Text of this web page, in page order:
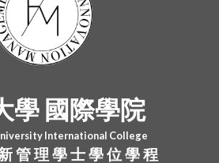
學 國際學院
International College
管 理 學 士 學 位 學 程